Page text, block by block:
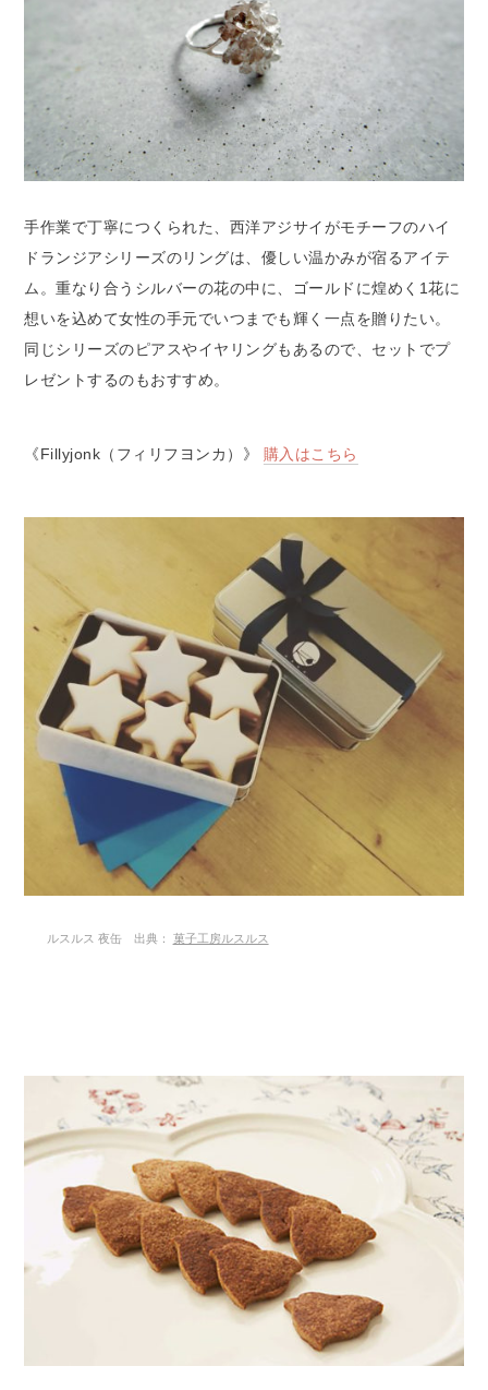
手作業で丁寧につくられた、西洋アジサイがモチーフのハイ
ドランジアシリーズのリングは、優しい温かみが宿るアイテ
ム。重なり合うシルバーの花の中に、ゴールドに煌めく1花に
想いを込めて女性の手元でいつまでも輝く一点を贈りたい。
同じシリーズのピアスやイヤリングもあるので、セットでプ
レゼントするのもおすすめ。
《Fillyjonk（フィリフヨンカ）》 購入はこちら
ルスルス 夜缶 出典： 菓子工房ルスルス